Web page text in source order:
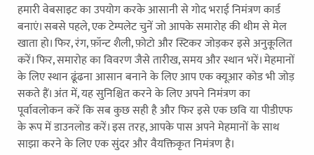
हमारी वेबसाइट का उपयोग करके आसानी से गोद भराई निमंत्रण कार्ड
बनाएं। सबसे पहले, एक टेम्पलेट चुनें जो आपके समारोह की थीम से मेल
खाता हो। फिर, रंग, फ़ॉन्ट शैली, फ़ोटो और स्टिकर जोड़कर इसे अनुकूलित
करें। फिर, समारोह का विवरण जैसे तारीख, समय और स्थान भरें। मेहमानों
के लिए स्थान ढूंढना आसान बनाने के लिए आप एक क्यूआर कोड भी जोड़
सकते हैं। अंत में, यह सुनिश्चित करने के लिए अपने निमंत्रण का
पूर्वावलोकन करें कि सब कुछ सही है और फिर इसे एक छवि या पीडीएफ
के रूप में डाउनलोड करें। इस तरह, आपके पास अपने मेहमानों के साथ
साझा करने के लिए एक सुंदर और वैयक्तिकृत निमंत्रण है।